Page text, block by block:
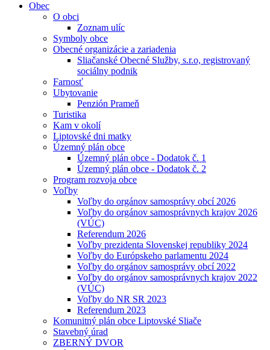
Obec
O obci
Zoznam ulíc
Symboly obce
Obecné organizácie a zariadenia
Sliačanské Obecné Služby, s.r.o, registrovaný
sociálny podnik
Farnosť
Ubytovanie
Penzión Prameň
Turistika
Kam v okolí
Liptovské dni matky
Územný plán obce
Územný plán obce - Dodatok č. 1
Územný plán obce - Dodatok č. 2
Program rozvoja obce
Voľby
Voľby do orgánov samosprávy obcí 2026
Voľby do orgánov samosprávnych krajov 2026
(VÚC)
Referendum 2026
Voľby prezidenta Slovenskej republiky 2024
Voľby do Európskeho parlamentu 2024
Voľby do orgánov samosprávy obcí 2022
Voľby do orgánov samosprávnych krajov 2022
(VÚC)
Voľby do NR SR 2023
Referendum 2023
Komunitný plán obce Liptovské Sliače
Stavebný úrad
ZBERNÝ DVOR